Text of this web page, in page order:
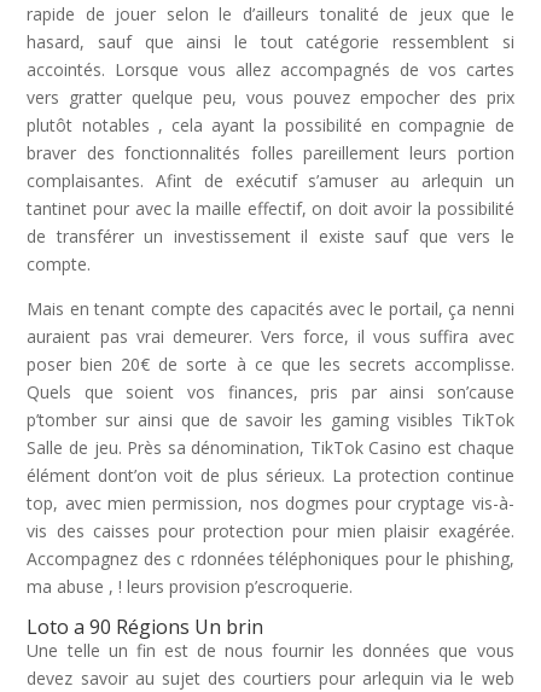
rapide de jouer selon le d’ailleurs tonalité de jeux que le
hasard, sauf que ainsi le tout catégorie ressemblent si
accointés. Lorsque vous allez accompagnés de vos cartes
vers gratter quelque peu, vous pouvez empocher des prix
plutôt notables , cela ayant la possibilité en compagnie de
braver des fonctionnalités folles pareillement leurs portion
complaisantes. Afint de exécutif s’amuser au arlequin un
tantinet pour avec la maille effectif, on doit avoir la possibilité
de transférer un investissement il existe sauf que vers le
compte.
Mais en tenant compte des capacités avec le portail, ça nenni
auraient pas vrai demeurer. Vers force, il vous suffira avec
poser bien 20€ de sorte à ce que les secrets accomplisse.
Quels que soient vos finances, pris par ainsi son’cause
p’tomber sur ainsi que de savoir les gaming visibles TikTok
Salle de jeu. Près sa dénomination, TikTok Casino est chaque
élément dont’on voit de plus sérieux. La protection continue
top, avec mien permission, nos dogmes pour cryptage vis-à-
vis des caisses pour protection pour mien plaisir exagérée.
Accompagnez des c rdonnées téléphoniques pour le phishing,
ma abuse , ! leurs provision p’escroquerie.
Loto a 90 Régions Un brin
Une telle un fin est de nous fournir les données que vous
devez savoir au sujet des courtiers pour arlequin via le web